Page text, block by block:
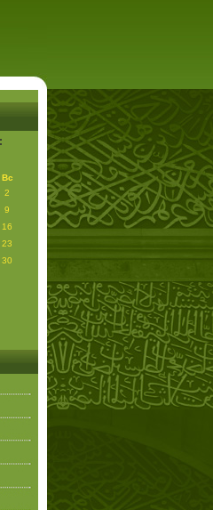
Вс
2
9
16
23
30